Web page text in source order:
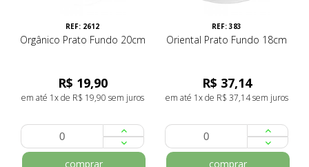
REF: 2612
Orgânico Prato Fundo 20cm
R$ 19,90
em até 1x de R$ 19,90 sem juros
comprar
REF: 383
Oriental Prato Fundo 18cm
R$ 37,14
em até 1x de R$ 37,14 sem juros
comprar